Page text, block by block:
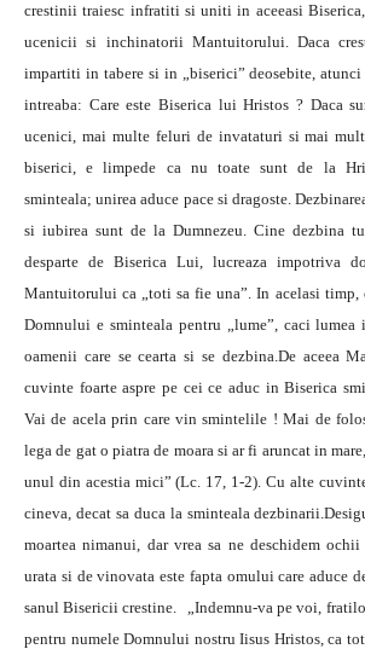
crestinii traiesc infratiti si uniti in aceeasi
ucenicii si inchinatorii Mantuitorului. Daca
impartiti in tabere si in „biserici” deosebite, atunci
intreaba: Care este Biserica lui Hristos ? Daca
ucenici, mai multe feluri de invataturi si mai
biserici, e limpede ca nu toate sunt de la
sminteala; unirea aduce pace si dragoste.
si iubirea sunt de la Dumnezeu. Cine dezbina
desparte de Biserica Lui, lucreaza impotriva
Mantuitorului ca „toti sa fie una”. In acelasi timp,
Domnului e sminteala pentru „lume”, caci lumea
oamenii care se cearta si se dezbina.De aceea
cuvinte foarte aspre pe cei ce aduc in Biserica
Vai de acela prin care vin smintelile ! Mai de
lega de gat o piatra de moara si ar fi aruncat in
unul din acestia mici” (Lc. 17, 1-2). Cu alte
cineva, decat sa duca la sminteala
moartea nimanui, dar vrea sa ne deschidem
urata si de vinovata este fapta omului care aduce
sanul Bisericii crestine. „Indemnu-va pe voi,
pentru numele Domnului nostru Iisus Hristos, ca